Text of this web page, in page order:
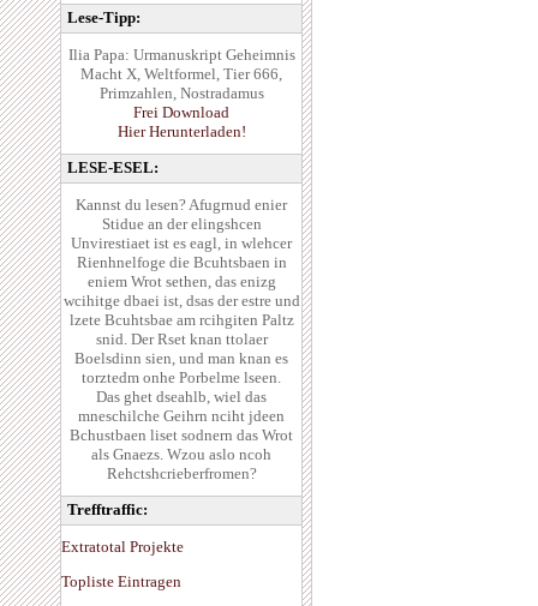
Lese-Tipp:
Ilia Papa: Urmanuskript Geheimnis
Macht X, Weltformel, Tier 666,
Primzahlen, Nostradamus
Frei Download
Hier Herunterladen!
LESE-ESEL:
Kannst du lesen? Afugrnud enier
Stidue an der elingshcen
Unvirestiaet ist es eagl, in wlehcer
Rienhnelfoge die Bcuhtsbaen in
eniem Wrot sethen, das enizg
wcihitge dbaei ist, dsas der estre und
lzete Bcuhtsbae am rcihgiten Paltz
snid. Der Rset knan ttolaer
Boelsdinn sien, und man knan es
torztedm onhe Porbelme lseen.
Das ghet dseahlb, wiel das
mneschilche Geihrn nciht jdeen
Bchustbaen liset sodnern das Wrot
als Gnaezs. Wzou aslo ncoh
Rehctshcrieberfromen?
Trefftraffic:
Extratotal Projekte
Topliste Eintragen